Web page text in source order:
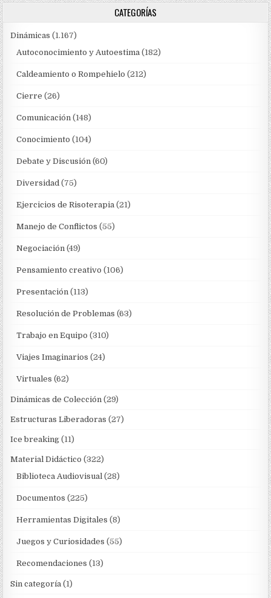
CATEGORÍAS
Dinámicas (1.167)
Autoconocimiento y Autoestima (182)
Caldeamiento o Rompehielo (212)
Cierre (26)
Comunicación (148)
Conocimiento (104)
Debate y Discusión (60)
Diversidad (75)
Ejercicios de Risoterapia (21)
Manejo de Conflictos (55)
Negociación (49)
Pensamiento creativo (106)
Presentación (113)
Resolución de Problemas (63)
Trabajo en Equipo (310)
Viajes Imaginarios (24)
Virtuales (62)
Dinámicas de Colección (29)
Estructuras Liberadoras (27)
Ice breaking (11)
Material Didáctico (322)
Biblioteca Audiovisual (28)
Documentos (225)
Herramientas Digitales (8)
Juegos y Curiosidades (55)
Recomendaciones (13)
Sin categoría (1)